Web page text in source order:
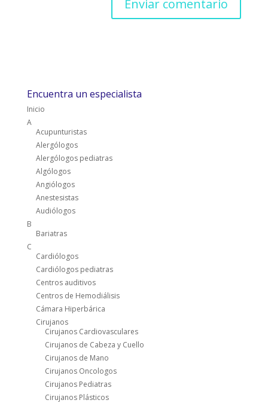
Encuentra un especialista
Inicio
A
Acupunturistas
Alergólogos
Alergólogos pediatras
Algólogos
Angiólogos
Anestesistas
Audiólogos
B
Bariatras
C
Cardiólogos
Cardiólogos pediatras
Centros auditivos
Centros de Hemodiálisis
Cámara Hiperbárica
Cirujanos
Cirujanos Cardiovasculares
Cirujanos de Cabeza y Cuello
Cirujanos de Mano
Cirujanos Oncologos
Cirujanos Pediatras
Cirujanos Plásticos